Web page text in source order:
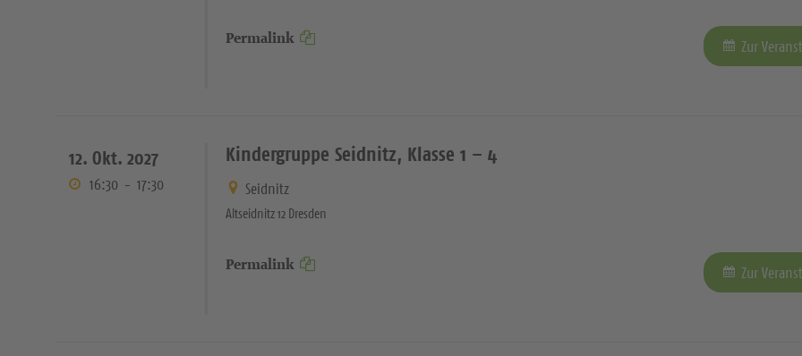
Permalink Zur
12. Okt. 2027
16:30 - 17:30
Kindergruppe Seidnitz, Klasse 1 – 4
Seidnitz
Altseidnitz 12 Dresden
Permalink Zur